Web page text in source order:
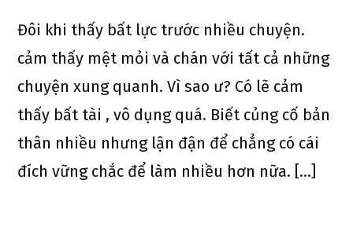
Đôi khi thấy bất lực trước nhiều chuyện.
cảm thấy mệt mỏi và chán với tất cả những
chuyện xung quanh. Vì sao ư? Có lẽ cảm
thấy bất tài , vô dụng quá. Biết củng cố bản
thân nhiều nhưng lận đận để chẳng có cái
đích vững chắc để làm nhiều hơn nữa. […]